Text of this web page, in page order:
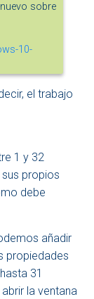
sobre
el trabajo
1 y 32
propios
debe
añadir
propiedades
31
la ventana